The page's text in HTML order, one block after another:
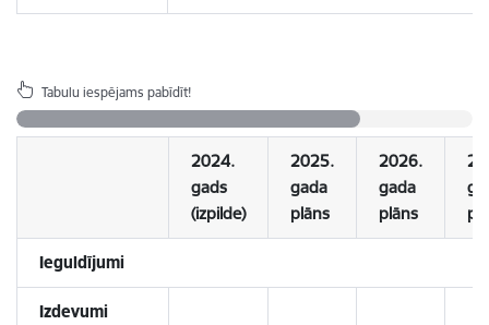
Tabulu iespējams pabīdīt!
2024.
gads
(izpilde)
2025.
gada
plāns
2026.
gada
plāns
Ieguldījumi
Izdevumi